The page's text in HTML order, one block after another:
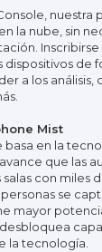
nuestra
la nube, sin
dispositivos de
a los
Mist
basa en la
que las
salas con miles
se
mayor
la tecnología.